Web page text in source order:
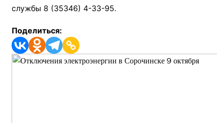
службы 8 (35346) 4-33-95.
Поделиться: